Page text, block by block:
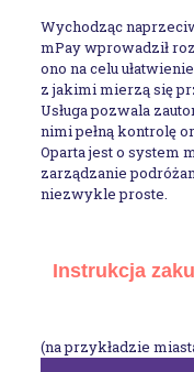
Wychodząc
mPay wprowadził
ono na celu
z jakimi mierzą się
Usługa pozwala
nimi pełną kontrolę
Oparta jest o system
zarządzanie
niezwykle proste.
Instrukcja
(na przykładzie